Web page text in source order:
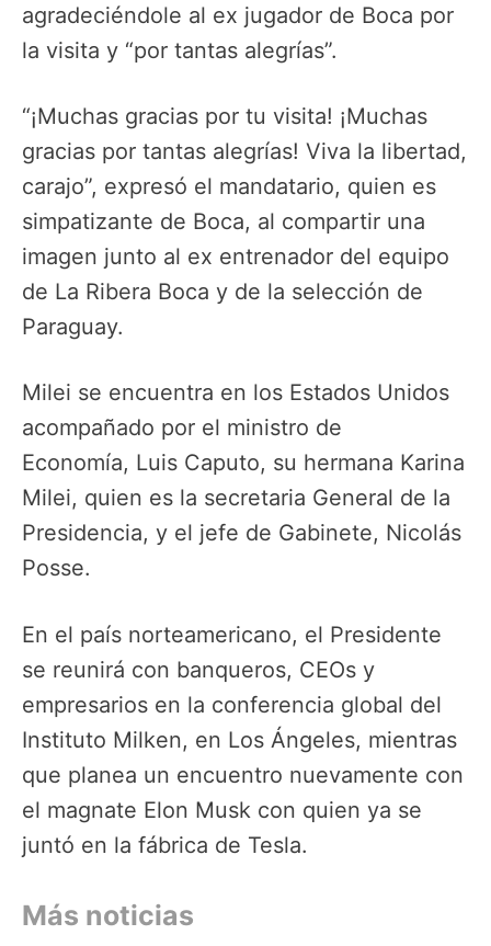
agradeciéndole al ex jugador de Boca por
la visita y “por tantas alegrías”.
“¡Muchas gracias por tu visita! ¡Muchas
gracias por tantas alegrías! Viva la libertad,
carajo”, expresó el mandatario, quien es
simpatizante de Boca, al compartir una
imagen junto al ex entrenador del equipo
de La Ribera Boca y de la selección de
Paraguay.
Milei se encuentra en los Estados Unidos
acompañado por el ministro de
Economía, Luis Caputo, su hermana Karina
Milei, quien es la secretaria General de la
Presidencia, y el jefe de Gabinete, Nicolás
Posse.
En el país norteamericano, el Presidente
se reunirá con banqueros, CEOs y
empresarios en la conferencia global del
Instituto Milken, en Los Ángeles, mientras
que planea un encuentro nuevamente con
el magnate Elon Musk con quien ya se
juntó en la fábrica de Tesla.
Más noticias